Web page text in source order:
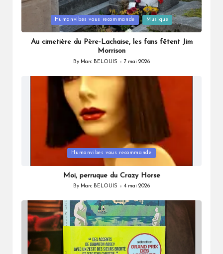
Humanvibes vous recommande Musique
Au cimetière du Père-Lachaise, les fans fêtent Jim
Morrison
Posted
By Marc BELOUIS 7 mai 2026
Humanvibes vous recommande
Moi, perruque du Crazy Horse
Posted
By Marc BELOUIS 4 mai 2026